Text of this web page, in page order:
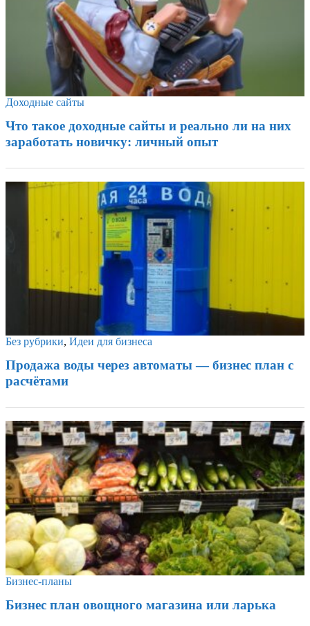
Доходные сайты
Что такое доходные сайты и реально ли на них
заработать новичку: личный опыт
Без рубрики, Идеи для бизнеса
Продажа воды через автоматы — бизнес план с
расчётами
Бизнес-планы
Бизнес план овощного магазина или ларька